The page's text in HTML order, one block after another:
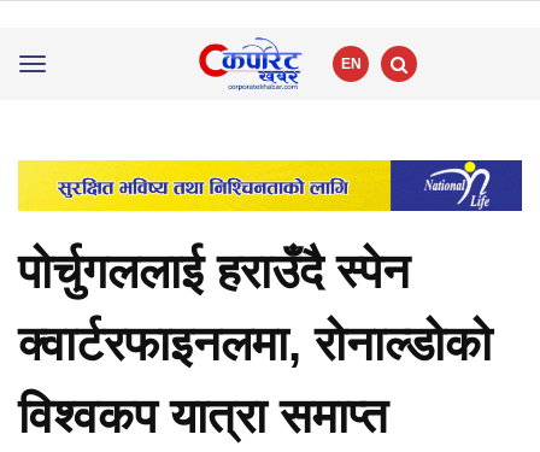
Toggle
EN
पोर्चुगललाई हराउँदै स्पेन
क्वार्टरफाइनलमा, रोनाल्डोको
विश्वकप यात्रा समाप्त